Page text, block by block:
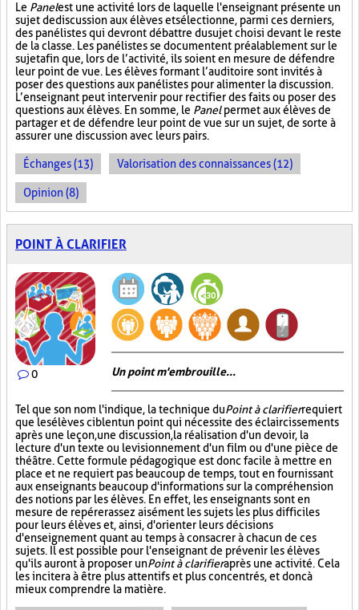
Le Panelest une activité lors de laquelle l'enseignant présente un
sujet de discussion aux élèves et sélectionne, parmi ces derniers,
des panélistes qui devront débattre du sujet choisi devant le reste
de la classe. Les panélistes se documentent préalablement sur le
sujet afin que, lors de l’activité, ils soient en mesure de défendre
leur point de vue. Les élèves formant l’auditoire sont invités à
poser des questions aux panélistes pour alimenter la discussion.
L’enseignant peut intervenir pour rectifier des faits ou poser des
questions aux élèves. En somme, le Panelpermet aux élèves de
partager et de défendre leur point de vue sur un sujet, de sorte à
assurer une discussion avec leurs pairs.
Échanges (13) Valorisation des connaissances (12)
Opinion (8)
POINT À CLARIFIER
0 Un point m'embrouille...
Tel que son nom l'indique, la technique duPoint à clarifierrequiert
que les élèves ciblent un point qui nécessite des éclaircissements
après une leçon, une discussion, la réalisation d'un devoir, la
lecture d'un texte ou le visionnement d'un film ou d'une pièce de
théâtre. Cette formule pédagogique est donc facile à mettre en
place et ne requiert pas beaucoup de temps, tout en fournissant
aux enseignants beaucoup d'informations sur la compréhension
des notions par les élèves. En effet, les enseignants sont en
mesure de repérer assez aisément les sujets les plus difficiles
pour leurs élèves et, ainsi, d'orienter leurs décisions
d'enseignement quant au temps à consacrer à chacun de ces
sujets. Il est possible pour l'enseignant de prévenir les élèves
qu'ils auront à proposer unPoint à clarifieraprès une activité. Cela
les incitera à être plus attentifs et plus concentrés, et donc à
mieux comprendre la matière.